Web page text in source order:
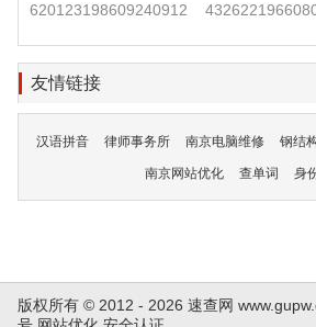
620123198609240912
友情链接
汉语拼音 律师事务所 南京电脑维修 钢结
南京网站优化 查单词 身
版权所有 © 2012 - 2026 速查网